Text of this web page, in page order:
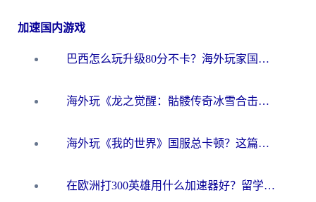
加速国内游戏
巴西怎么玩升级80分不卡？海外玩家国服游戏加速器终极指南（附避坑技巧）
海外玩《龙之觉醒：骷髅传奇冰雪合击》延迟高？这篇指南帮你解决卡顿烦恼！
海外玩《我的世界》国服总卡顿？这篇我的世界游戏加速器指南帮你解决所有问题
在欧洲打300英雄用什么加速器好？留学生亲测有效的解决方案来了